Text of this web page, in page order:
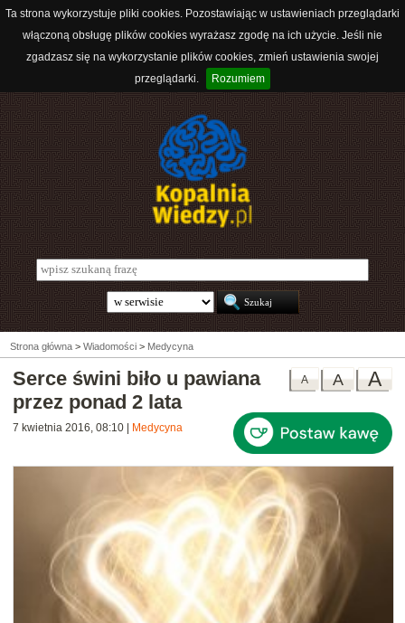
Ta strona wykorzystuje pliki cookies. Pozostawiając w ustawieniach przeglądarki
włączoną obsługę plików cookies wyrażasz zgodę na ich użycie. Jeśli nie
zgadzasz się na wykorzystanie plików cookies, zmień ustawienia swojej
przeglądarki.
Rozumiem
Strona główna > Wiadomości > Medycyna
A
A
A
Serce świni biło u pawiana
przez ponad 2 lata
7 kwietnia 2016, 08:10 Medycyna